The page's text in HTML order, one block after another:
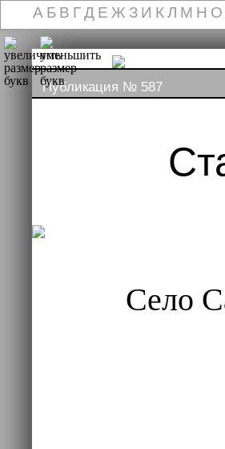
А Б В ГД Е Ж З И К Л М Н О
Публикация № 587
Село